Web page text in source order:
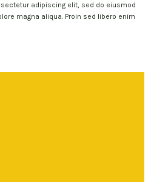
adipiscing elit, sed do eiusmod
magna aliqua. Proin sed libero enim